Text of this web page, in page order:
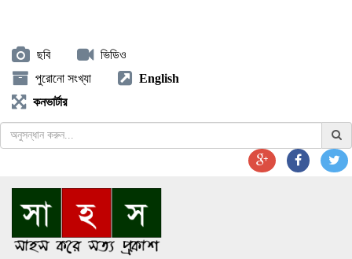
ছবি
ভিডিও
পুরোনো সংখ্যা
English
কনভার্টার